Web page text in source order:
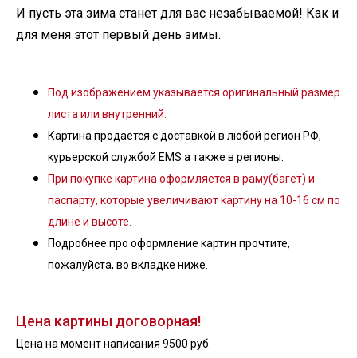
И пусть эта зима станет для вас незабываемой! Как и
для меня этот первый день зимы.
Под изображением указывается оригинальный размер
листа или внутренний.
Картина продается с доставкой в любой регион РФ,
курьерской службой EMS а также в регионы.
При покупке картина оформляется в раму(багет) и
паспарту, которые увеличивают картину на 10-16 см по
длине и высоте.
Подробнее про оформление картин прочтите,
пожалуйста, во вкладке ниже.
Цена картины договорная!
Цена на момент написания 9500 руб.